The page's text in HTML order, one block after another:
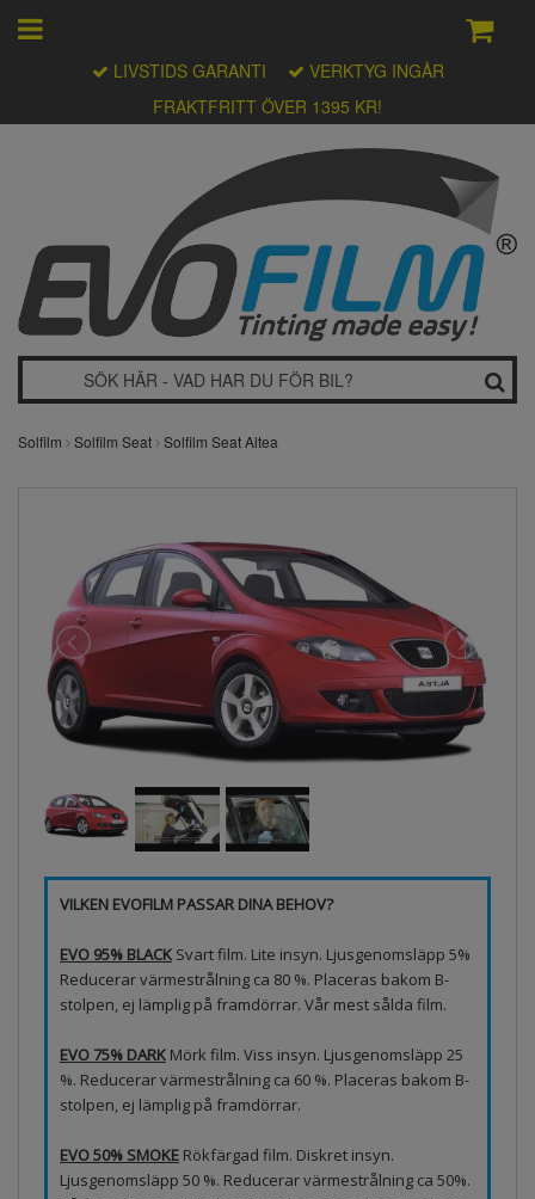
FRAKTFRITT ÖVER 1395 KR!
LIVSTIDS GARANTI VERKTYG INGÅR
Solfilm Solfilm Seat Solfilm Seat Altea
VILKEN EVOFILM PASSAR DINA BEHOV?
EVO 95% BLACK Svart film. Lite insyn. Ljusgenomsläpp 5%
Reducerar värmestrålning ca 80 %. Placeras bakom B-
stolpen, ej lämplig på framdörrar. Vår mest sålda film.
EVO 75% DARK Mörk film. Viss insyn. Ljusgenomsläpp 25
%. Reducerar värmestrålning ca 60 %. Placeras bakom B-
stolpen, ej lämplig på framdörrar.
EVO 50% SMOKE Rökfärgad film. Diskret insyn.
Ljusgenomsläpp 50 %. Reducerar värmestrålning ca 50%.